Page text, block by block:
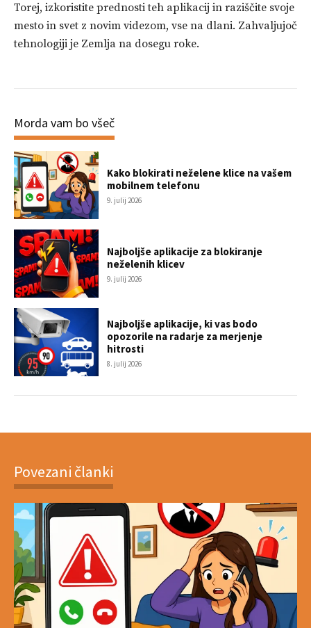
Torej, izkoristite prednosti teh aplikacij in raziščite svoje
mesto in svet z novim videzom, vse na dlani. Zahvaljujoč
tehnologiji je Zemlja na dosegu roke.
Morda vam bo všeč
Kako blokirati neželene klice na vašem
mobilnem telefonu
9. julij 2026
Najboljše aplikacije za blokiranje
neželenih klicev
9. julij 2026
Najboljše aplikacije, ki vas bodo
opozorile na radarje za merjenje
hitrosti
8. julij 2026
Povezani članki